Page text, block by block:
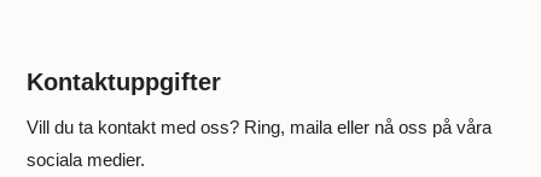
Kontaktuppgifter
Vill du ta kontakt med oss? Ring, maila eller nå oss på våra
sociala medier.